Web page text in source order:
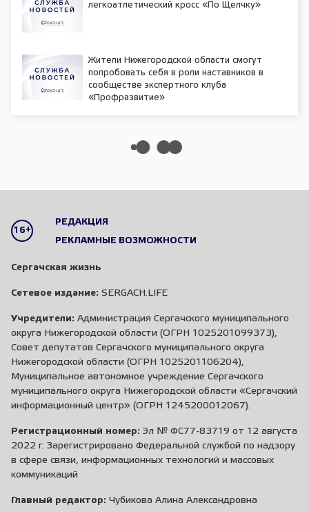
легкоатлетический кросс «По Щелчку»
Жители Нижегородской области смогут
попробовать себя в роли наставников в
сообществе экспертного клуба
«Профразвитие»
16+
РЕДАКЦИЯ
РЕКЛАМНЫЕ ВОЗМОЖНОСТИ
Сергачская жизнь
Сетевое издание: SERGACH.LIFE
Учредители: Администрация Сергачского муниципального
округа Нижегородской области (ОГРН 1025201099373),
Совет депутатов Сергачского муниципального округа
Нижегородской области (ОГРН 1025201106204),
Муниципальное автономное учреждение Сергачского
муниципального округа Нижегородской области «Сергачский
информационный центр» (ОГРН 1245200012067).
Регистрационный номер: Эл № ФС77-83719 от 12 августа
2022 г. Зарегистрировано Федеральной службой по надзору
в сфере связи, информационных технологий и массовых
коммуникаций
Главный редактор: Чубикова Алина Александровна